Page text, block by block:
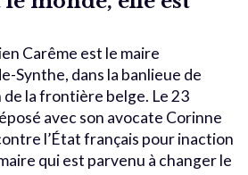
Carême est le maire
Synthe, dans la banlieue de
la frontière belge. Le 23
avec son avocate Corinne
l’État français pour inaction
qui est parvenu à changer le